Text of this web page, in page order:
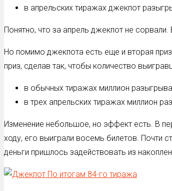
в апрельских тиражах джекпот
Понятно, что за апрель джекпот не
Но помимо джекпота есть еще и вторая
приз, сделав так, чтобы количество
в обычных тиражах миллион
в трех апрельских тиражах миллион
Изменение небольшое, но эффект есть. В
ходу, его выиграли восемь билетов. Почти
деньги пришлось задействовать из